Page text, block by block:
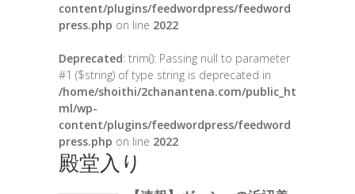
content/plugins/feedwordpress/feedword
press.php on line 2022
Deprecated: trim(): Passing null to parameter
#1 ($string) of type string is deprecated in
/home/shoithi/2chanantena.com/public_ht
ml/wp-
content/plugins/feedwordpress/feedword
press.php on line 2022
殿堂入り